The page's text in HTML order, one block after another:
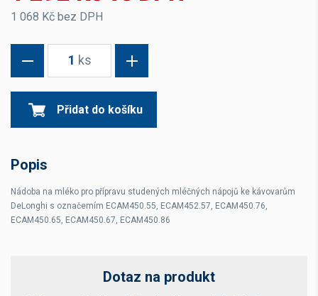
1 068 Kč bez DPH
1 ks
Přidat do košíku
Popis
Nádoba na mléko pro přípravu studených mléčných nápojů ke kávovarům
DeLonghi s označemím ECAM450.55, ECAM452.57, ECAM450.76,
ECAM450.65, ECAM450.67, ECAM450.86
Dotaz na produkt